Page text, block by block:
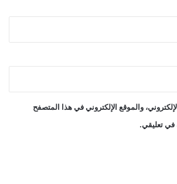
والموقع الإلكتروني في هذا المتصفح
في تعليقي.